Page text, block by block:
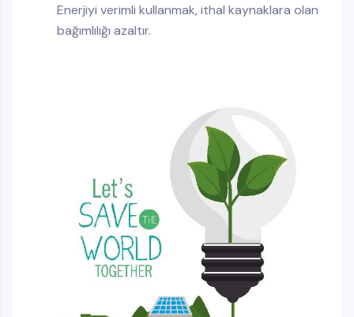
Enerjiyi verimli kullanmak, ithal kaynaklara olan
bağımlılığı azaltır.